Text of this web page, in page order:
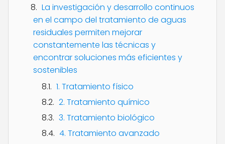
La investigación y desarrollo continuos
en el campo del tratamiento de aguas
residuales permiten mejorar
constantemente las técnicas y
encontrar soluciones más eficientes y
sostenibles
1. Tratamiento físico
2. Tratamiento químico
3. Tratamiento biológico
4. Tratamiento avanzado